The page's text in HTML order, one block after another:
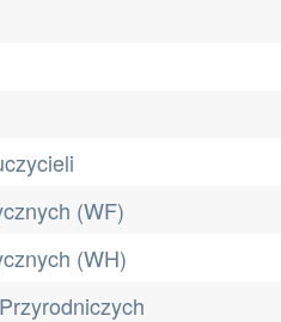
(WF)
(WH)